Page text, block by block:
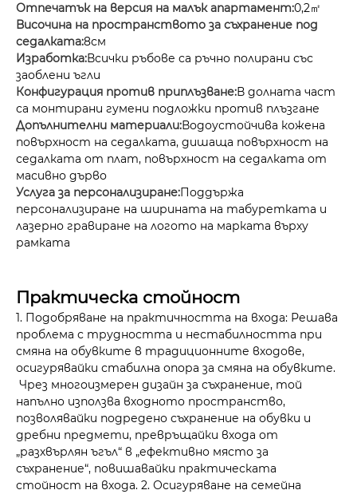
Отпечатък на версия на малък апартамент:0,2㎡
Височина на пространството за съхранение под
седалката:8см
Изработка:Всички ръбове са ръчно полирани със
заоблени ъгли
Конфигурация против приплъзване:В долната част
са монтирани гумени подложки против плъзгане
Допълнителни материали:Водоустойчива кожена
повърхност на седалката, дишаща повърхност на
седалката от плат, повърхност на седалката от
масивно дърво
Услуга за персонализиране:Поддържа
персонализиране на ширината на табуретката и
лазерно гравиране на логото на марката върху
рамката
Практическа стойност
1. Подобряване на практичността на входа: Решава
проблема с трудността и нестабилността при
смяна на обувките в традиционните входове,
осигурявайки стабилна опора за смяна на обувките.
Чрез многоизмерен дизайн за съхранение, той
напълно използва входното пространство,
позволявайки подредено съхранение на обувки и
дребни предмети, превръщайки входа от
„разхвърлян ъгъл“ в „ефективно място за
съхранение“, повишавайки практическата
стойност на входа. 2. Осигуряване на семейна